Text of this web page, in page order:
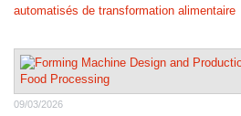
automatisés de transformation alimentaire
09/03/2026